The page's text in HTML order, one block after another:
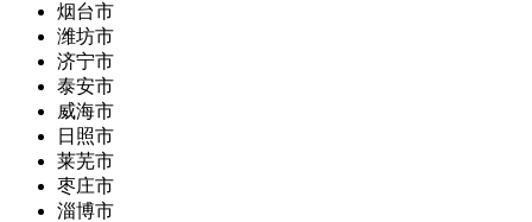
烟台市
潍坊市
济宁市
泰安市
威海市
日照市
莱芜市
枣庄市
淄博市